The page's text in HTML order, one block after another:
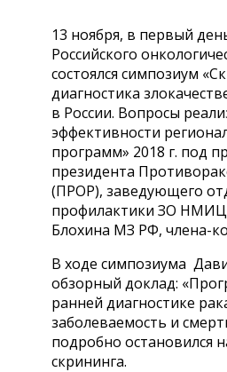
13 ноября, в первый
Российского
состоялся симпозиум
диагностика
в России. Вопросы
эффективности
программ» 2018 г. под
президента
(ПРОР), заведующего
профилактики ЗО НМИЦ
Блохина МЗ РФ, члена-
В ходе симпозиума
обзорный доклад:
ранней диагностике
заболеваемость и
подробно остановился
скрининга.